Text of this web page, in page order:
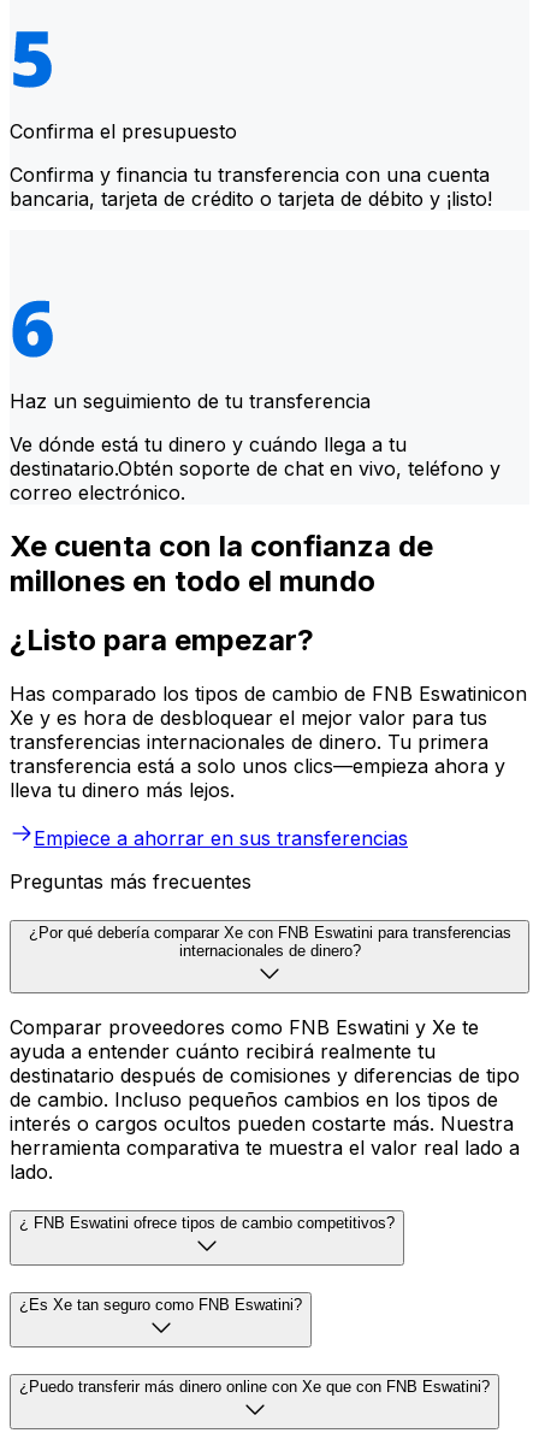
Confirma el presupuesto
Confirma y financia tu transferencia con una cuenta
bancaria, tarjeta de crédito o tarjeta de débito y ¡listo!
Haz un seguimiento de tu transferencia
Ve dónde está tu dinero y cuándo llega a tu
destinatario.Obtén soporte de chat en vivo, teléfono y
correo electrónico.
Xe cuenta con la confianza de
millones en todo el mundo
¿Listo para empezar?
Has comparado los tipos de cambio de FNB Eswatinicon
Xe y es hora de desbloquear el mejor valor para tus
transferencias internacionales de dinero. Tu primera
transferencia está a solo unos clics—empieza ahora y
lleva tu dinero más lejos.
Empiece a ahorrar en sus transferencias
Preguntas más frecuentes
¿Por qué debería comparar Xe con FNB Eswatini para transferencias
internacionales de dinero?
Comparar proveedores como FNB Eswatini y Xe te
ayuda a entender cuánto recibirá realmente tu
destinatario después de comisiones y diferencias de tipo
de cambio. Incluso pequeños cambios en los tipos de
interés o cargos ocultos pueden costarte más. Nuestra
herramienta comparativa te muestra el valor real lado a
lado.
¿ FNB Eswatini ofrece tipos de cambio competitivos?
¿Es Xe tan seguro como FNB Eswatini?
¿Puedo transferir más dinero online con Xe que con FNB Eswatini?